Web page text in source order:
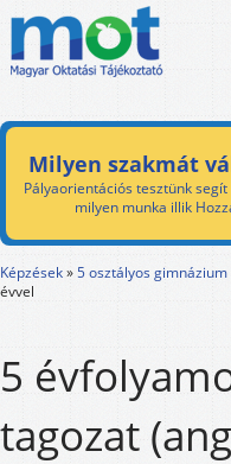
Milyen szakmát
Pályaorientációs tesztünk
milyen munka illik
Képzések»5 osztályos gimnázium
évvel
5
tagozat